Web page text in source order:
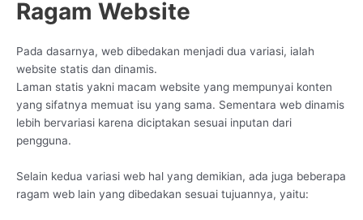
Ragam Website
Pada dasarnya, web dibedakan menjadi dua variasi, ialah
website statis dan dinamis.
Laman statis yakni macam website yang mempunyai konten
yang sifatnya memuat isu yang sama. Sementara web dinamis
lebih bervariasi karena diciptakan sesuai inputan dari
pengguna.
Selain kedua variasi web hal yang demikian, ada juga beberapa
ragam web lain yang dibedakan sesuai tujuannya, yaitu: